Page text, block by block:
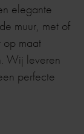
elegante
muur, met of
maat
Wij leveren
perfecte